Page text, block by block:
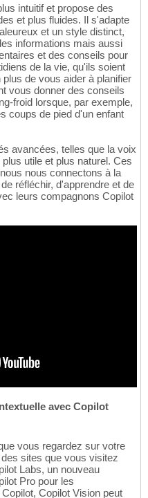
intuitif et propose des
et plus fluides. Il s'adapte
et un style distinct,
informations mais aussi
et des conseils pour
de la vie, qu'ils soient
de vous aider à planifier
vous donner des conseils
froid lorsque, par exemple,
coups de pied d'un enfant
avancées, telles que la voix
utile et plus naturel. Ces
nous connectons à la
réfléchir, d'apprendre et de
leurs compagnons Copilot
avec Copilot
vous regardez sur votre
sites que vous visitez
Labs, un nouveau
Pro pour les
Copilot Vision peut